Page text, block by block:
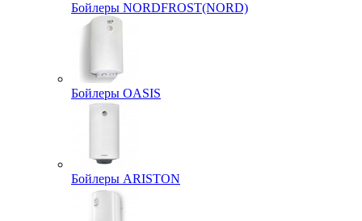
Бойлеры NORDFROST(NORD)
Бойлеры OASIS
Бойлеры ARISTON